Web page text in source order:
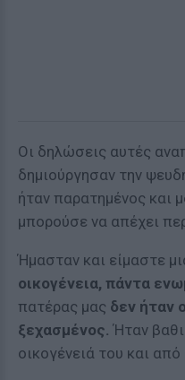
Οι δηλώσεις αυτές
δημιούργησαν την
ήταν παρατημένος και
μπορούσε να απέχει
Ήμασταν και είμαστε
οικογένεια, πάντα
πατέρας μας δεν ήταν
ξεχασμένος.Ήταν
οικογένειά του και